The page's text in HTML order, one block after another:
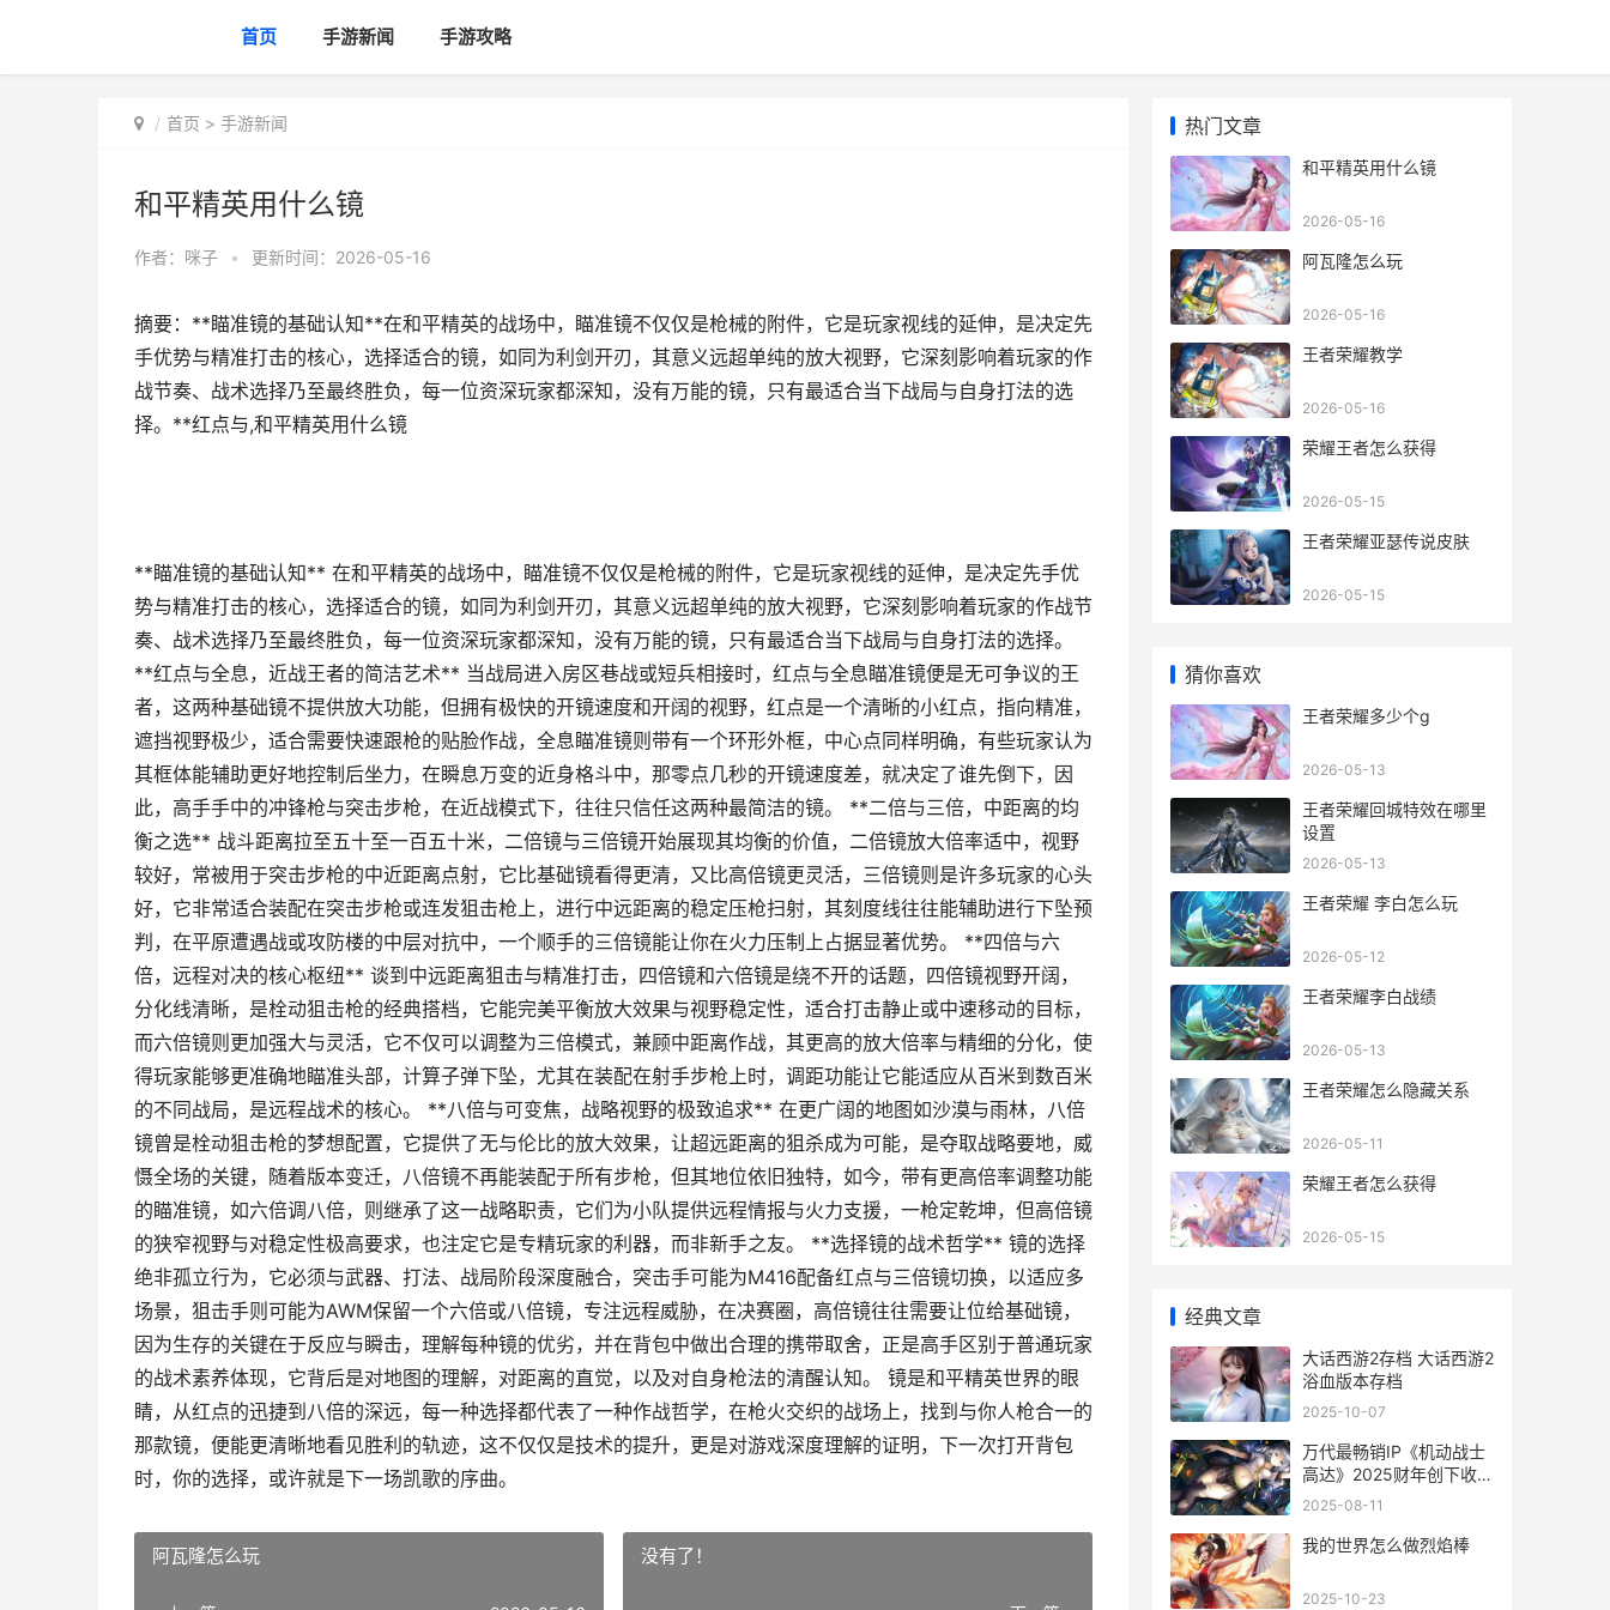
首页 手游新闻 手游攻略
首页 > 手游新闻
和平精英用什么镜
作者： 咪子 • 更新时间：2026-05-16
摘要：**瞄准镜的基础认知**在和平精英的战场中，瞄准镜不仅仅是枪械的附件，它是玩家视线的延伸，是决定先
手优势与精准打击的核心，选择适合的镜，如同为利剑开刃，其意义远超单纯的放大视野，它深刻影响着玩家的作
战节奏、战术选择乃至最终胜负，每一位资深玩家都深知，没有万能的镜，只有最适合当下战局与自身打法的选
择。**红点与,和平精英用什么镜
**瞄准镜的基础认知** 在和平精英的战场中，瞄准镜不仅仅是枪械的附件，它是玩家视线的延伸，是决定先手优
势与精准打击的核心，选择适合的镜，如同为利剑开刃，其意义远超单纯的放大视野，它深刻影响着玩家的作战节
奏、战术选择乃至最终胜负，每一位资深玩家都深知，没有万能的镜，只有最适合当下战局与自身打法的选择。
**红点与全息，近战王者的简洁艺术** 当战局进入房区巷战或短兵相接时，红点与全息瞄准镜便是无可争议的王
者，这两种基础镜不提供放大功能，但拥有极快的开镜速度和开阔的视野，红点是一个清晰的小红点，指向精准，
遮挡视野极少，适合需要快速跟枪的贴脸作战，全息瞄准镜则带有一个环形外框，中心点同样明确，有些玩家认为
其框体能辅助更好地控制后坐力，在瞬息万变的近身格斗中，那零点几秒的开镜速度差，就决定了谁先倒下，因
此，高手手中的冲锋枪与突击步枪，在近战模式下，往往只信任这两种最简洁的镜。 **二倍与三倍，中距离的均
衡之选** 战斗距离拉至五十至一百五十米，二倍镜与三倍镜开始展现其均衡的价值，二倍镜放大倍率适中，视野
较好，常被用于突击步枪的中近距离点射，它比基础镜看得更清，又比高倍镜更灵活，三倍镜则是许多玩家的心头
好，它非常适合装配在突击步枪或连发狙击枪上，进行中远距离的稳定压枪扫射，其刻度线往往能辅助进行下坠预
判，在平原遭遇战或攻防楼的中层对抗中，一个顺手的三倍镜能让你在火力压制上占据显著优势。 **四倍与六
倍，远程对决的核心枢纽** 谈到中远距离狙击与精准打击，四倍镜和六倍镜是绕不开的话题，四倍镜视野开阔，
分化线清晰，是栓动狙击枪的经典搭档，它能完美平衡放大效果与视野稳定性，适合打击静止或中速移动的目标，
而六倍镜则更加强大与灵活，它不仅可以调整为三倍模式，兼顾中距离作战，其更高的放大倍率与精细的分化，使
得玩家能够更准确地瞄准头部，计算子弹下坠，尤其在装配在射手步枪上时，调距功能让它能适应从百米到数百米
的不同战局，是远程战术的核心。 **八倍与可变焦，战略视野的极致追求** 在更广阔的地图如沙漠与雨林，八倍
镜曾是栓动狙击枪的梦想配置，它提供了无与伦比的放大效果，让超远距离的狙杀成为可能，是夺取战略要地，威
慑全场的关键，随着版本变迁，八倍镜不再能装配于所有步枪，但其地位依旧独特，如今，带有更高倍率调整功能
的瞄准镜，如六倍调八倍，则继承了这一战略职责，它们为小队提供远程情报与火力支援，一枪定乾坤，但高倍镜
的狭窄视野与对稳定性极高要求，也注定它是专精玩家的利器，而非新手之友。 **选择镜的战术哲学** 镜的选择
绝非孤立行为，它必须与武器、打法、战局阶段深度融合，突击手可能为M416配备红点与三倍镜切换，以适应多
场景，狙击手则可能为AWM保留一个六倍或八倍镜，专注远程威胁，在决赛圈，高倍镜往往需要让位给基础镜，
因为生存的关键在于反应与瞬击，理解每种镜的优劣，并在背包中做出合理的携带取舍，正是高手区别于普通玩家
的战术素养体现，它背后是对地图的理解，对距离的直觉，以及对自身枪法的清醒认知。 镜是和平精英世界的眼
睛，从红点的迅捷到八倍的深远，每一种选择都代表了一种作战哲学，在枪火交织的战场上，找到与你人枪合一的
那款镜，便能更清晰地看见胜利的轨迹，这不仅仅是技术的提升，更是对游戏深度理解的证明，下一次打开背包
时，你的选择，或许就是下一场凯歌的序曲。
阿瓦隆怎么玩 没有了！
热门文章
和平精英用什么镜
2026-05-16
阿瓦隆怎么玩
2026-05-16
王者荣耀教学
2026-05-16
荣耀王者怎么获得
2026-05-15
王者荣耀亚瑟传说皮肤
2026-05-15
猜你喜欢
王者荣耀多少个g
2026-05-13
王者荣耀回城特效在哪里
设置
2026-05-13
王者荣耀 李白怎么玩
2026-05-12
王者荣耀李白战绩
2026-05-13
王者荣耀怎么隐藏关系
2026-05-11
荣耀王者怎么获得
2026-05-15
经典文章
大话西游2存档 大话西游2
浴血版本存档
2025-10-07
万代最畅销IP《机动战士
高达》2025财年创下收新
高！_ 万代知名度
2025-08-11
我的世界怎么做烈焰棒
2025-10-23